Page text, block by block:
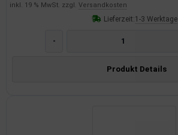
inkl. 19 % MwSt. zzgl. Versandkosten
Lieferzeit:1-3 Werktage
-
Produkt Details